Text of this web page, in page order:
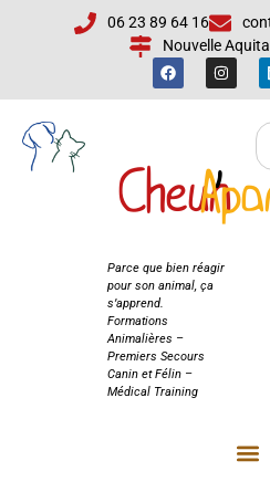
06 23 89 64 16
Nouvelle
Cheun
'
Parce que bien réagir
pour son animal, ça
s’apprend.
Formations
Animalières –
Premiers Secours
Canin et Félin –
Médical Training